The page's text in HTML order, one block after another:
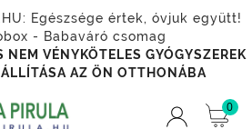
Egészsége értek, óvjuk együtt!
- Babaváró csomag
NEM VÉNYKÖTELES GYÓGYSZEREK
AZ ÖN OTTHONÁBA
0